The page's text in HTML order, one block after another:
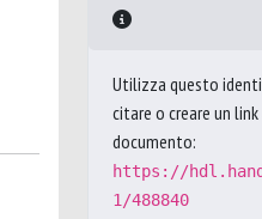
Utilizza questo
citare o creare un
documento:
https://
1/488840